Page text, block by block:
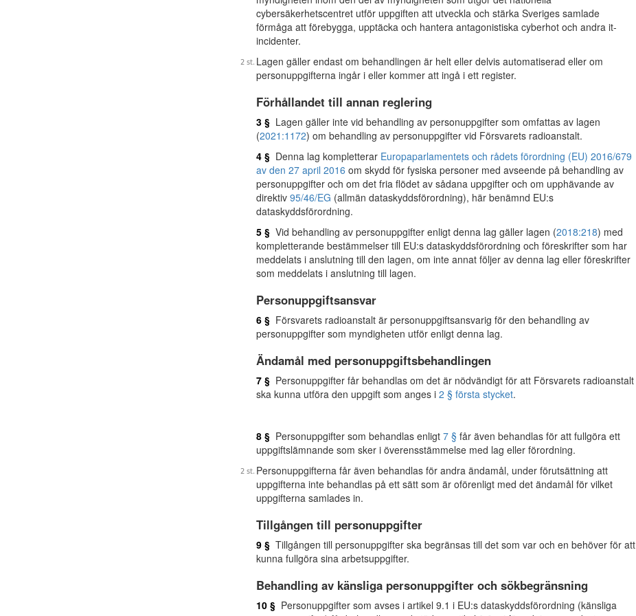
cybersäkerhetscentret utför uppgiften att utveckla och stärka Sveriges samlade
förmåga att förebygga, upptäcka och hantera antagonistiska cyberhot och andra it-
incidenter.
Lagen gäller endast om behandlingen är helt eller delvis automatiserad eller om
personuppgifterna ingår i eller kommer att ingå i ett register.
Förhållandet till annan reglering
3 § Lagen gäller inte vid behandling av personuppgifter som omfattas av lagen
(2021:1172) om behandling av personuppgifter vid Försvarets radioanstalt.
4 § Denna lag kompletterar Europaparlamentets och rådets förordning (EU) 2016/679
av den 27 april 2016 om skydd för fysiska personer med avseende på behandling av
personuppgifter och om det fria flödet av sådana uppgifter och om upphävande av
direktiv 95/46/EG (allmän dataskyddsförordning), här benämnd EU:s
dataskyddsförordning.
5 § Vid behandling av personuppgifter enligt denna lag gäller lagen (2018:218) med
kompletterande bestämmelser till EU:s dataskyddsförordning och föreskrifter som har
meddelats i anslutning till den lagen, om inte annat följer av denna lag eller föreskrifter
som meddelats i anslutning till lagen.
Personuppgiftsansvar
6 § Försvarets radioanstalt är personuppgiftsansvarig för den behandling av
personuppgifter som myndigheten utför enligt denna lag.
Ändamål med personuppgiftsbehandlingen
7 § Personuppgifter får behandlas om det är nödvändigt för att Försvarets radioanstalt
ska kunna utföra den uppgift som anges i 2 § första stycket.
8 § Personuppgifter som behandlas enligt 7 § får även behandlas för att fullgöra ett
uppgiftslämnande som sker i överensstämmelse med lag eller förordning.
Personuppgifterna får även behandlas för andra ändamål, under förutsättning att
uppgifterna inte behandlas på ett sätt som är oförenligt med det ändamål för vilket
uppgifterna samlades in.
Tillgången till personuppgifter
9 § Tillgången till personuppgifter ska begränsas till det som var och en behöver för att
kunna fullgöra sina arbetsuppgifter.
Behandling av känsliga personuppgifter och sökbegränsning
10 § Personuppgifter som avses i artikel 9.1 i EU:s dataskyddsförordning (känsliga